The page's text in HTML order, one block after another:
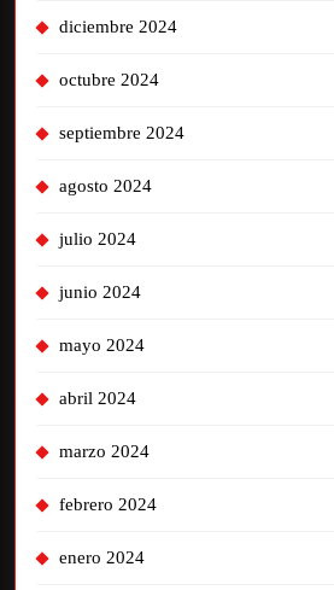
diciembre 2024
octubre 2024
septiembre 2024
agosto 2024
julio 2024
junio 2024
mayo 2024
abril 2024
marzo 2024
febrero 2024
enero 2024